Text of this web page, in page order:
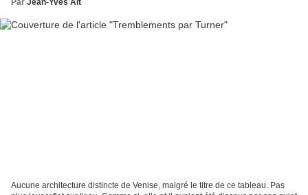
Aucune architecture distincte de Venise, malgré le titre de ce tableau. Pas